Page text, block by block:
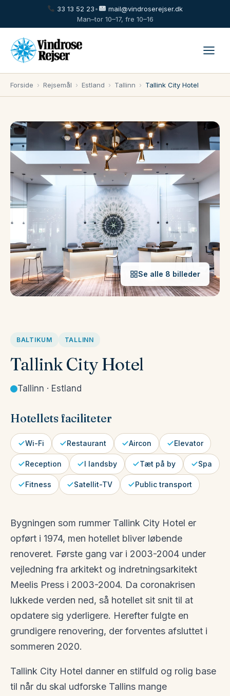
33 13 52 23•
mail@vindroserejser.dk
Man–tor 10–17, fre 10–16
Forside › Rejsemål › Estland › Tallinn › Tallink City Hotel
Se alle 8 billeder
BALTIKUM TALLINN
Tallink City Hotel
Tallinn · Estland
Hotellets faciliteter
Wi-Fi Restaurant Aircon Elevator
Reception I landsby Tæt på by Spa
Fitness Satellit-TV Public transport
Bygningen som rummer Tallink City Hotel er
opført i 1974, men hotellet bliver løbende
renoveret. Første gang var i 2003-2004 under
vejledning fra arkitekt og indretningsarkitekt
Meelis Press i 2003-2004. Da coronakrisen
lukkede verden ned, så hotellet sit snit til at
opdatere sig yderligere. Herefter fulgte en
grundigere renovering, der forventes afsluttet i
sommeren 2020.
Tallink City Hotel danner en stilfuld og rolig base
til når du skal udforske Tallins mange